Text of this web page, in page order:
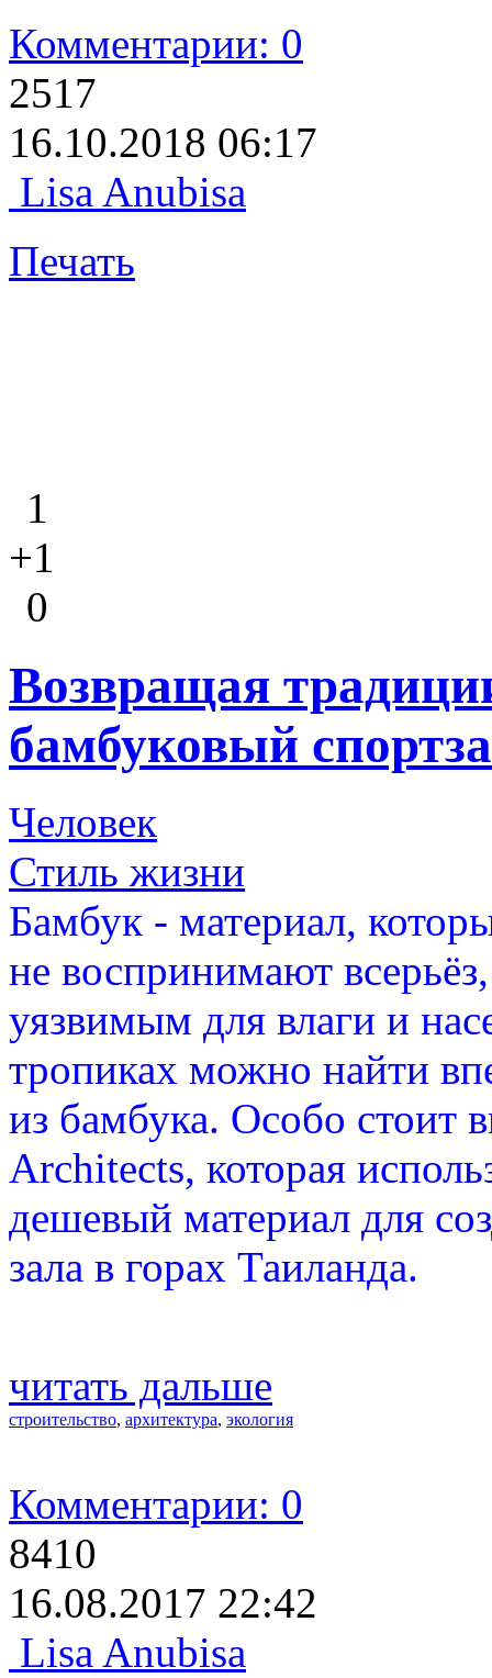
Комментарии: 0
2517
16.10.2018 06:17
Lisa Anubisa
Печать
1
+1
0
Возвращая
бамбуковый
Человек
Стиль жизни
Бамбук - материал,
не воспринимают
уязвимым для влаги и
тропиках можно найти
из бамбука. Особо стоит
Architects, которая
дешевый материал для
зала в горах Таиланда.
читать дальше
строительство, архитектура, экология
Комментарии: 0
8410
16.08.2017 22:42
Lisa Anubisa